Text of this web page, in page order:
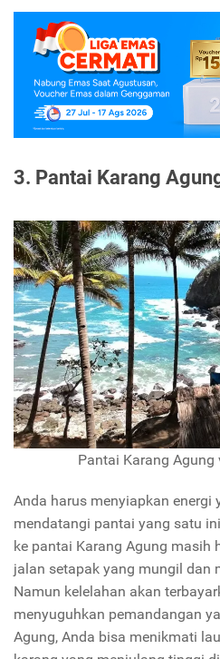
3. Pantai Karang
Pantai Karang
Anda harus menyiapkan energi
mendatangi pantai yang satu
ke pantai Karang Agung masih
jalan setapak yang mungil dan
Namun kelelahan akan
menyuguhkan pemandangan
Agung, Anda bisa menikmati